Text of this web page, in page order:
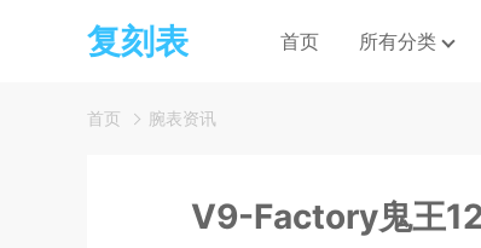
复刻表 首页 所有分类
首页 腕表资讯
V9-Factory鬼王